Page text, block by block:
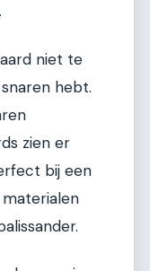
niet te
hebt.
zien er
bij een
materialen